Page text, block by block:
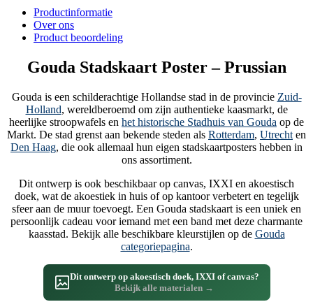
Productinformatie
Over ons
Product beoordeling
Gouda Stadskaart Poster – Prussian
Gouda is een schilderachtige Hollandse stad in de provincie Zuid-
Holland, wereldberoemd om zijn authentieke kaasmarkt, de
heerlijke stroopwafels en het historische Stadhuis van Gouda op de
Markt. De stad grenst aan bekende steden als Rotterdam, Utrecht en
Den Haag, die ook allemaal hun eigen stadskaartposters hebben in
ons assortiment.
Dit ontwerp is ook beschikbaar op canvas, IXXI en akoestisch
doek, wat de akoestiek in huis of op kantoor verbetert en tegelijk
sfeer aan de muur toevoegt. Een Gouda stadskaart is een uniek en
persoonlijk cadeau voor iemand met een band met deze charmante
kaasstad. Bekijk alle beschikbare kleurstijlen op de Gouda
categoriepagina.
Dit ontwerp op akoestisch doek, IXXI of canvas?
Bekijk alle materialen →